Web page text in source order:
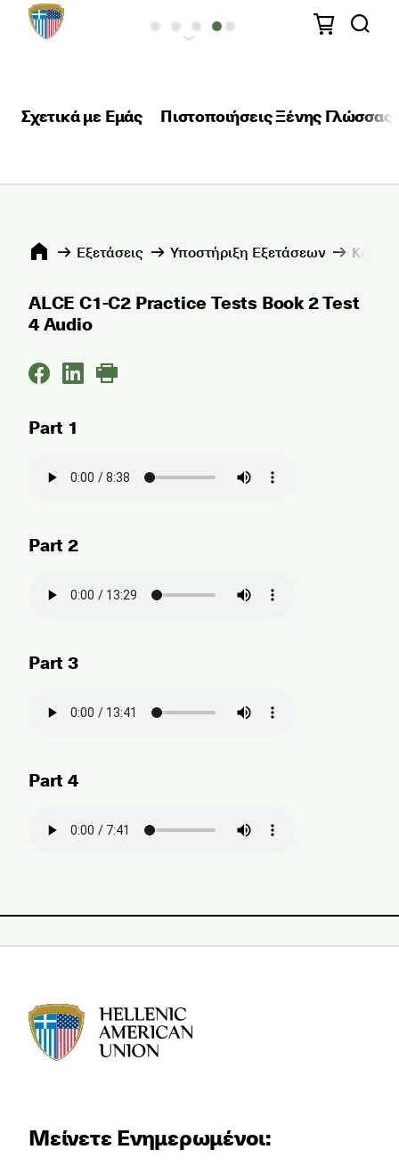
Σχετικά με Εμάς Πιστοποιήσεις Ξένης Γλώσσας
Εξετάσεις Υποστήριξη Εξετάσεων
ALCE C1-C2 Practice Tests Book 2 Test
4 Audio
Part 1
Part 2
Part 3
Part 4
Μείνετε Ενημερωμένοι: